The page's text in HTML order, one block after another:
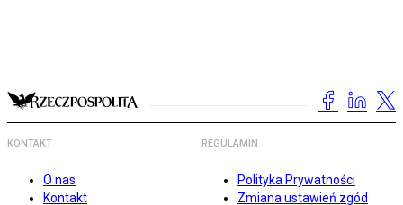
KONTAKT
O nas
Kontakt
REGULAMIN
Polityka Prywatności
Zmiana ustawień zgód